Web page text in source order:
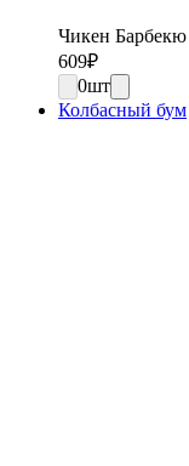
Чикен Барбекю
609₽
0шт
Колбасный бум